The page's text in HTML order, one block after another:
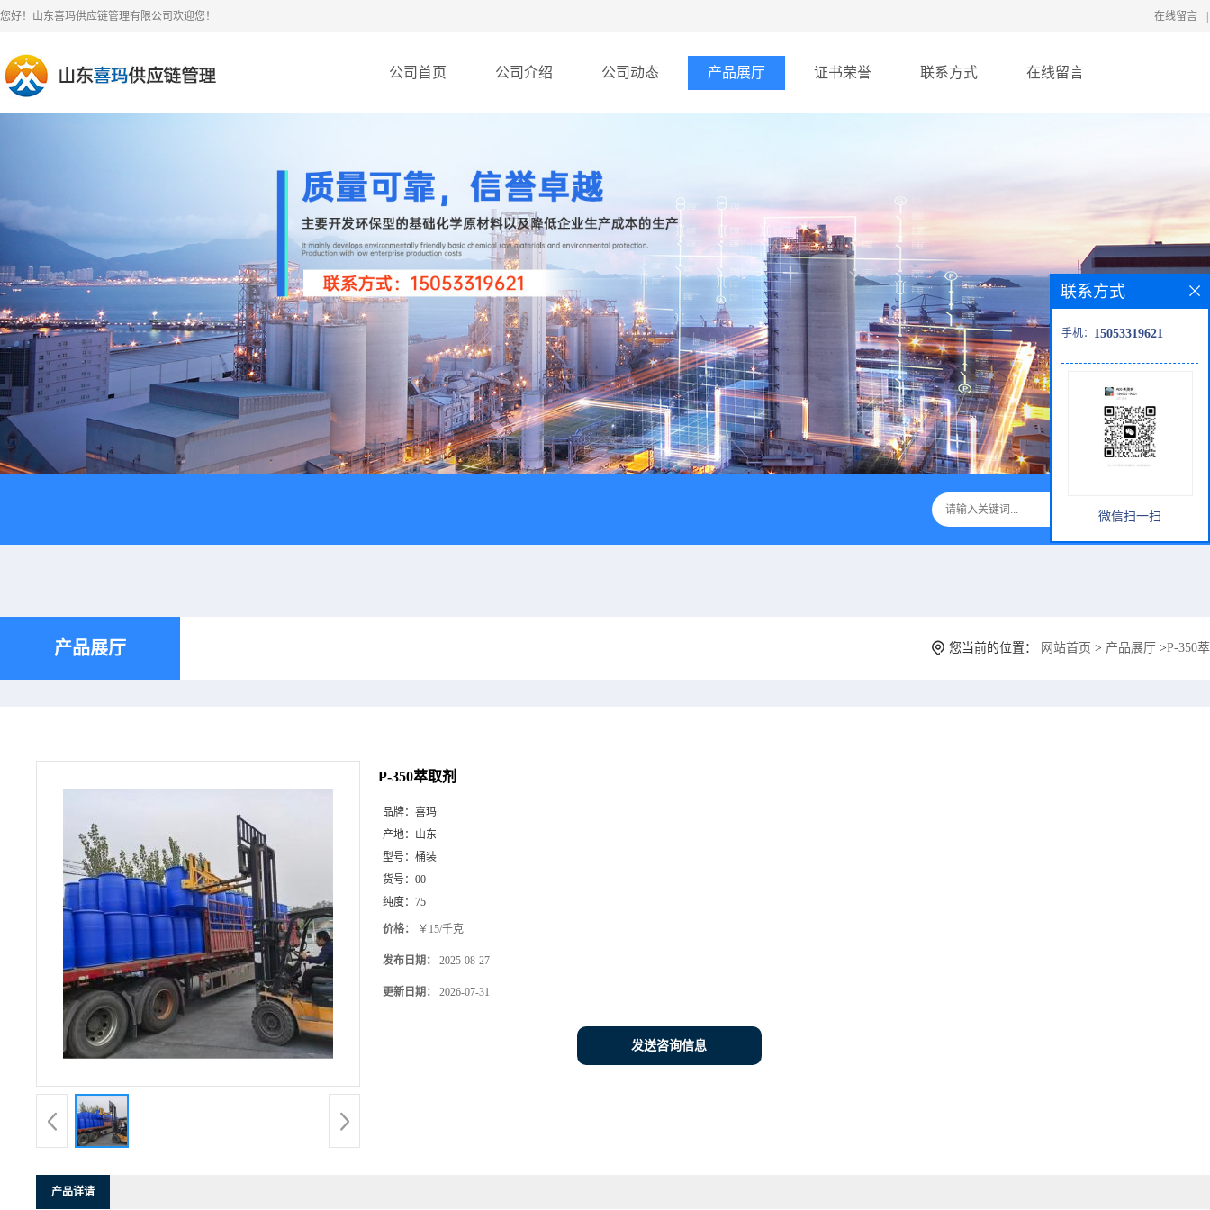
您好！山东喜玛供应链管理有限公司欢迎您！ 在线留言
公司首页 公司介绍 公司动态 产品展厅 证书荣誉 联系方式 在线留言
产品展厅 您当前的位置： 网站首页 > 产品展厅 >P-350
P-350萃取剂
品牌： 喜玛
产地： 山东
型号： 桶装
货号： 00
纯度： 75
价格： ￥15/千克
发布日期： 2025-08-27
更新日期： 2026-07-31
发送咨询信息
产品详请
联系方式
手机： 15053319621
微信扫一扫